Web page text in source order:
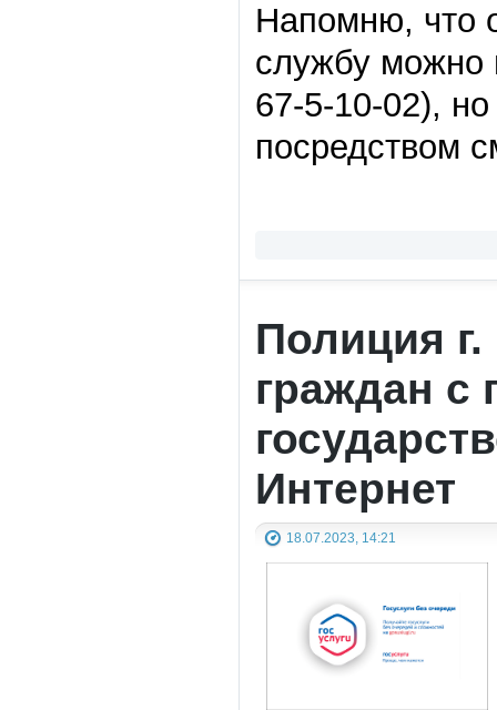
Напомню, что
службу можно
67-5-10-02),
посредством
Полиция
граждан с
Интернет
18.07.2023, 14:21